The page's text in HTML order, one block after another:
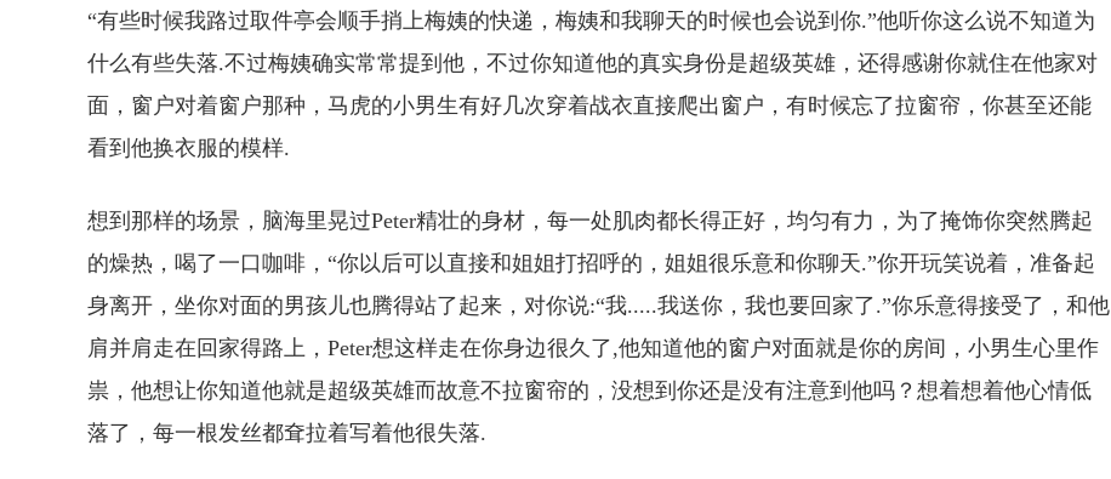
“有些时候我路过取件亭会顺手捎上梅姨的快递，梅姨和我聊天的时候也会说到你.”他听你这么说不知道为
什么有些失落.不过梅姨确实常常提到他，不过你知道他的真实身份是超级英雄，还得感谢你就住在他家对
面，窗户对着窗户那种，马虎的小男生有好几次穿着战衣直接爬出窗户，有时候忘了拉窗帘，你甚至还能
看到他换衣服的模样.
想到那样的场景，脑海里晃过Peter精壮的身材，每一处肌肉都长得正好，均匀有力，为了掩饰你突然腾起
的燥热，喝了一口咖啡，“你以后可以直接和姐姐打招呼的，姐姐很乐意和你聊天.”你开玩笑说着，准备起
身离开，坐你对面的男孩儿也腾得站了起来，对你说:“我.....我送你，我也要回家了.”你乐意得接受了，和他
肩并肩走在回家得路上，Peter想这样走在你身边很久了,他知道他的窗户对面就是你的房间，小男生心里作
祟，他想让你知道他就是超级英雄而故意不拉窗帘的，没想到你还是没有注意到他吗？想着想着他心情低
落了，每一根发丝都耷拉着写着他很失落.